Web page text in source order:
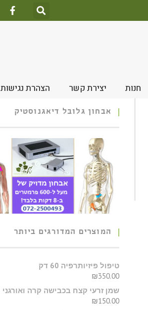
חנות יצירת קשר הצהרת נגישות
אבחון גלובל דיאגנוסטיק
המוצרים המדורגים ביותר
טיפול פיזיותרפיה 60 דק
₪350.00
שמן זרעי קצח בכבישה קרה ואורגני
₪150.00